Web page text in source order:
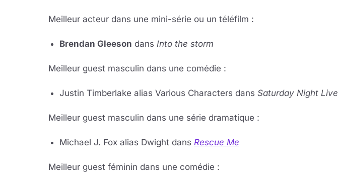
Meilleur ac­teur dans une mi­ni-sé­rie ou un té­lé­film :
Bren­dan Glee­son dans Into the storm
Meilleur guest mas­cu­lin dans une co­mé­die :
Jus­tin Tim­ber­lake alias Va­rious Cha­rac­ters dans Sa­tur­day Night Live
Meilleur guest mas­cu­lin dans une série dra­ma­tique :
Mi­chael J. Fox alias Dwight dans Re­scue Me
Meilleur guest fé­mi­nin dans une co­mé­die :